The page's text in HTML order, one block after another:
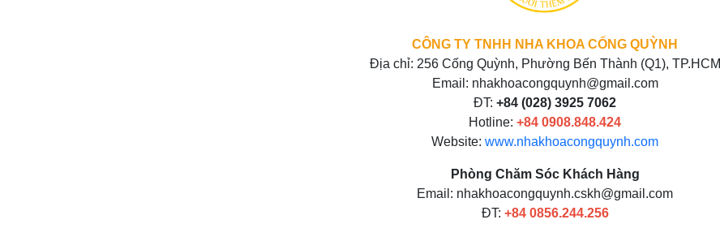
CÔNG TY TNHH NHA KHOA CỐNG QUỲNH
Địa chỉ: 256 Cống Quỳnh, Phường Bến Thành (Q1), TP.HCM
Email: nhakhoacongquynh@gmail.com
ĐT: +84 (028) 3925 7062
Hotline: +84 0908.848.424
Website: www.nhakhoacongquynh.com
Phòng Chăm Sóc Khách Hàng
Email: nhakhoacongquynh.cskh@gmail.com
ĐT: +84 0856.244.256